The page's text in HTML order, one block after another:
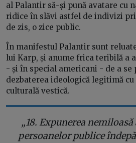
al Palantir să-și pună avatare cu
ridice în slăvi astfel de indivizi
de zis, o zice public.
În manifestul Palantir sunt
lui Karp, și anume frica teribilă a
- și în special americani - de a se
dezbaterea ideologică legitimă
culturală vestică.
„18. Expunerea
persoanelor publice